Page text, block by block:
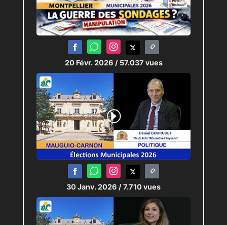
20 Févr. 2026 / 57.037 vues
30 Janv. 2026 / 7.710 vues